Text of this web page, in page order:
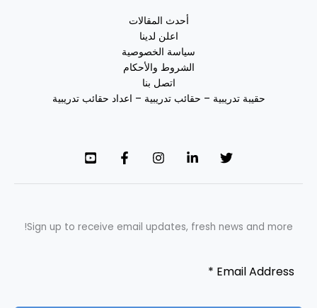
أحدث المقالات
اعلن لدينا
سياسة الخصوصية
الشروط والأحكام
اتصل بنا
حقيبة تدريبية – حقائب تدريبية – اعداد حقائب تدريبية
Sign up to receive email updates, fresh news and more!